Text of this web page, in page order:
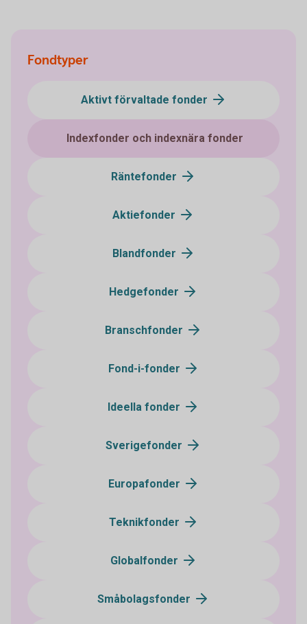
Fondtyper
Aktivt förvaltade fonder
Indexfonder och indexnära fonder
Räntefonder
Aktiefonder
Blandfonder
Hedgefonder
Branschfonder
Fond-i-fonder
Ideella fonder
Sverigefonder
Europafonder
Teknikfonder
Globalfonder
Småbolagsfonder